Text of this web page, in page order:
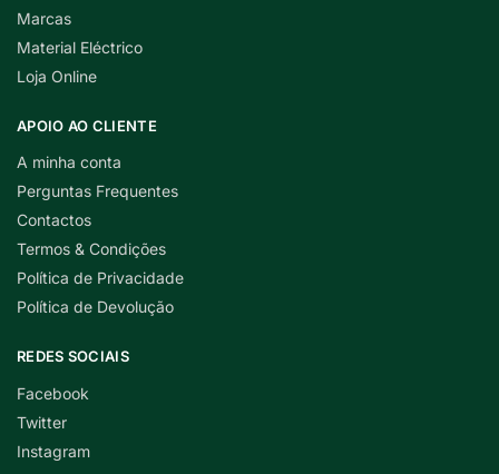
Marcas
Material Eléctrico
Loja Online
APOIO AO CLIENTE
A minha conta
Perguntas Frequentes
Contactos
Termos & Condições
Política de Privacidade
Política de Devolução
REDES SOCIAIS
Facebook
Twitter
Instagram